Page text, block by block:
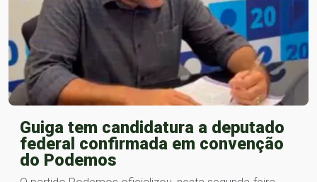
Guiga tem candidatura a deputado
federal confirmada em convenção
do Podemos